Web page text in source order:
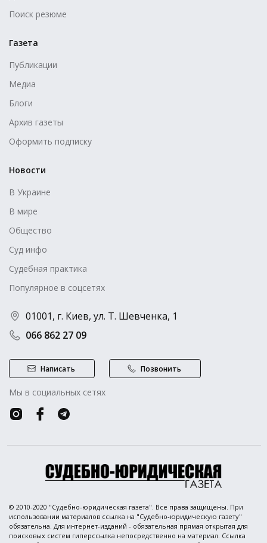
Поиск резюме
Газета
Публикации
Медиа
Блоги
Архив газеты
Оформить подписку
Новости
В Украине
В мире
Общество
Суд инфо
Судебная практика
Популярное в соцсетях
066 862 27 09
01001, г. Киев, ул. Т. Шевченка, 1
Написать Позвонить
Мы в социальных сетях
© 2010-2020 "Судебно-юридическая газета". Все права защищены. При
использовании материалов ссылка на "Судебно-юридическую газету"
обязательна. Для интернет-изданий - обязательная прямая открытая для
поисковых систем гиперссылка непосредственно на материал. Ссылка